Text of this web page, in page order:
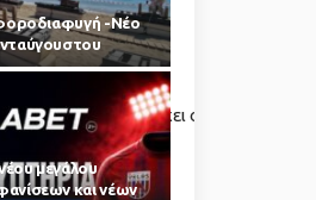
να έχει ολοκληρωθεί
δρόμων.
φοροδιαφυγή -Νέο
μεγάλου
και νέων